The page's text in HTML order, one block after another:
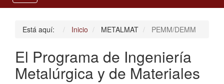
Está aquí: Inicio METALMAT PEMM/DEMM
El Programa de Ingeniería
Metalúrgica y de Materiales